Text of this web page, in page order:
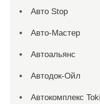
Авто Stop
Авто-Мастер
Автоальянс
Автодок-Ойл
Автокомплекс